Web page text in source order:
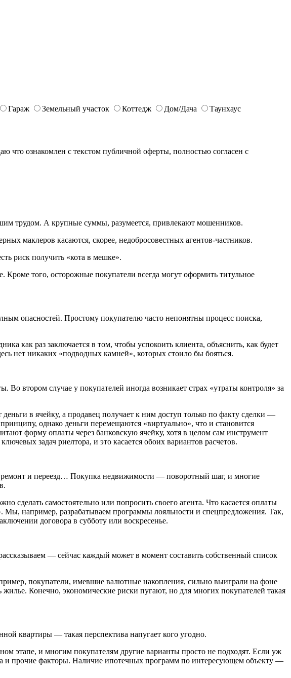
Гараж Земельный участок Коттедж Дом/Дача Таунхаус
что ознакомлен с текстом публичной оферты, полностью согласен с
трудом. А крупные суммы, разумеется, привлекают мошенников.
маклеров касаются, скорее, недобросовестных агентов-частников.
риск получить «кота в мешке».
того, осторожные покупатели всегда могут оформить титульное
опасностей. Простому покупателю часто непонятны процесс поиска,
как раз заключается в том, чтобы успокоить клиента, объяснить, как будет
нет никаких «подводных камней», которых стоило бы бояться.
втором случае у покупателей иногда возникает страх «утраты контроля» за
в ячейку, а продавец получает к ним доступ только по факту сделки —
однако деньги перемещаются «виртуально», что и становится
форму оплаты через банковскую ячейку, хотя в целом сам инструмент
задач риелтора, и это касается обоих вариантов расчетов.
ремонт и переезд… Покупка недвижимости — поворотный шаг, и многие
сделать самостоятельно или попросить своего агента. Что касается оплаты
Мы, например, разрабатываем программы лояльности и спецпредложения. Так,
договора в субботу или воскресенье.
— сейчас каждый может в момент составить собственный список
покупатели, имевшие валютные накопления, сильно выиграли на фоне
Конечно, экономические риски пугают, но для многих покупателей такая
квартиры — такая перспектива напугает кого угодно.
этапе, и многим покупателям другие варианты просто не подходят. Если уж
и прочие факторы. Наличие ипотечных программ по интересующем объекту —